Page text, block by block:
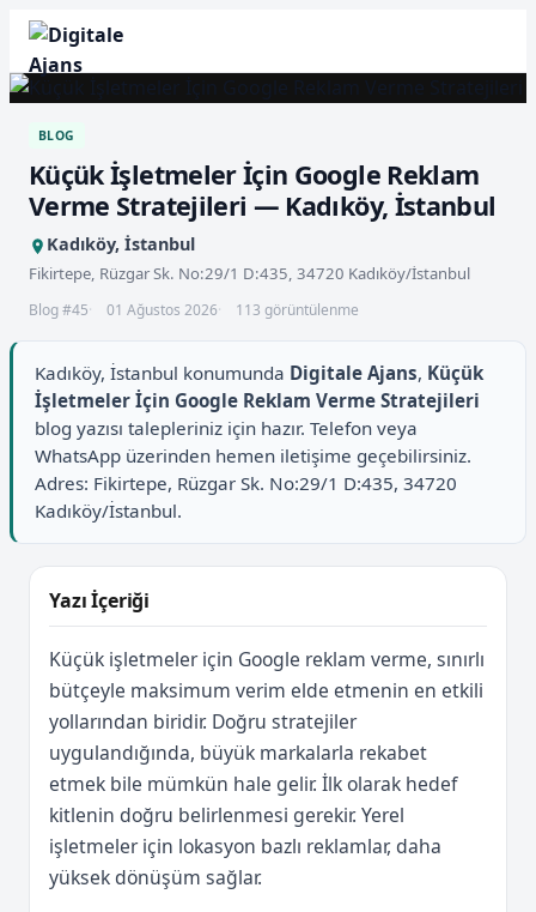
BLOG
Küçük İşletmeler İçin Google Reklam
Verme Stratejileri — Kadıköy, İstanbul
Kadıköy, İstanbul
Fikirtepe, Rüzgar Sk. No:29/1 D:435, 34720 Kadıköy/İstanbul
Blog #45 01 Ağustos 2026 113 görüntülenme
Kadıköy, İstanbul konumunda Digitale Ajans, Küçük
İşletmeler İçin Google Reklam Verme Stratejileri
blog yazısı talepleriniz için hazır. Telefon veya
WhatsApp üzerinden hemen iletişime geçebilirsiniz.
Adres: Fikirtepe, Rüzgar Sk. No:29/1 D:435, 34720
Kadıköy/İstanbul.
Yazı İçeriği
Küçük işletmeler için Google reklam verme, sınırlı
bütçeyle maksimum verim elde etmenin en etkili
yollarından biridir. Doğru stratejiler
uygulandığında, büyük markalarla rekabet
etmek bile mümkün hale gelir. İlk olarak hedef
kitlenin doğru belirlenmesi gerekir. Yerel
işletmeler için lokasyon bazlı reklamlar, daha
yüksek dönüşüm sağlar.